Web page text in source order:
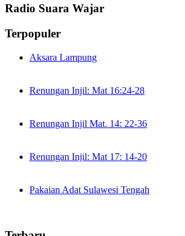
Radio Suara Wajar
Terpopuler
Aksara Lampung
Renungan Injil: Mat 16:24-28
Renungan Injil Mat. 14: 22-36
Renungan Injil: Mat 17: 14-20
Pakaian Adat Sulawesi Tengah